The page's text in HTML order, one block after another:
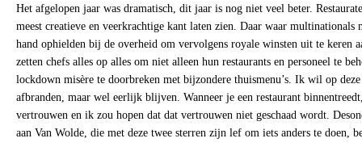
Het afgelopen jaar was dramatisch, dit jaar is nog niet veel beter.
meest creatieve en veerkrachtige kant laten zien. Daar waar multinationals
hand ophielden bij de overheid om vervolgens royale winsten uit te keren
zetten chefs alles op alles om niet alleen hun restaurants en personeel te
lockdown misère te doorbreken met bijzondere thuismenu’s. Ik wil op
afbranden, maar wel eerlijk blijven. Wanneer je een restaurant
vertrouwen en ik zou hopen dat dat vertrouwen niet geschaad wordt.
aan Van Wolde, die met deze twee sterren zijn lef om iets anders te doen,